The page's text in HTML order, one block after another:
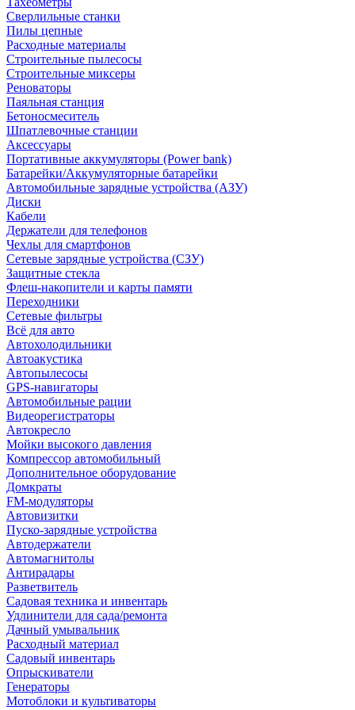
Сверлильные станки
Пилы цепные
Расходные материалы
Строительные пылесосы
Строительные миксеры
Реноваторы
Паяльная станция
Бетоносмеситель
Шпатлевочные станции
Аксессуары
Портативные аккумуляторы (Power bank)
Батарейки/Аккумуляторные батарейки
Автомобильные зарядные устройства (АЗУ)
Диски
Кабели
Держатели для телефонов
Чехлы для смартфонов
Сетевые зарядные устройства (СЗУ)
Защитные стекла
Флеш-накопители и карты памяти
Переходники
Сетевые фильтры
Всё для авто
Автохолодильники
Автоакустика
Автопылесосы
GPS-навигаторы
Автомобильные рации
Видеорегистраторы
Автокресло
Мойки высокого давления
Компрессор автомобильный
Дополнительное оборудование
Домкраты
FM-модуляторы
Автовизитки
Пуско-зарядные устройства
Автодержатели
Автомагнитолы
Антирадары
Разветвитель
Садовая техника и инвентарь
Удлинители для сада/ремонта
Дачный умывальник
Расходный материал
Садовый инвентарь
Опрыскиватели
Генераторы
Мотоблоки и культиваторы